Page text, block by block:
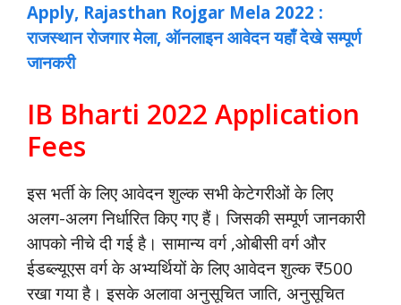
Apply, Rajasthan Rojgar Mela 2022 :
राजस्थान रोजगार मेला, ऑनलाइन आवेदन यहाँ देखे सम्पूर्ण
जानकरी
IB Bharti 2022 Application
Fees
इस भर्ती के लिए आवेदन शुल्क सभी केटेगरीओं के लिए
अलग-अलग निर्धारित किए गए हैं। जिसकी सम्पूर्ण जानकारी
आपको नीचे दी गई है। सामान्य वर्ग ,ओबीसी वर्ग और
ईडब्ल्यूएस वर्ग के अभ्यर्थियों के लिए आवेदन शुल्क ₹500
रखा गया है। इसके अलावा अनुसूचित जाति, अनुसूचित